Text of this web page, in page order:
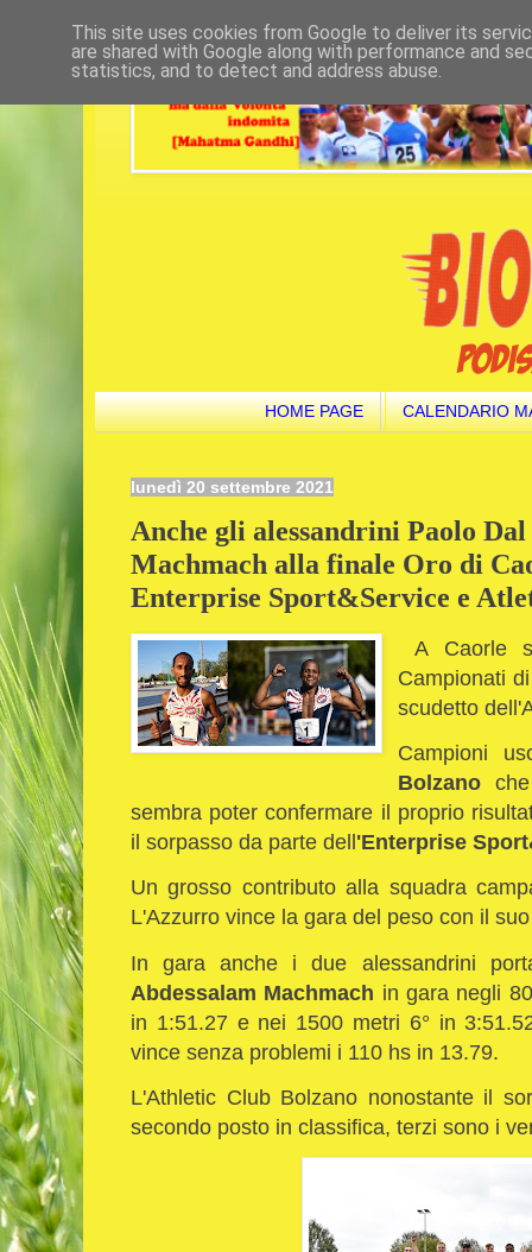
HOME PAGE CALENDARIO
lunedì 20 settembre 2021
Anche gli alessandrini Paolo
Machmach alla finale Oro di
Enterprise Sport&Service e
A Caorle
Campionati
scudetto
Campioni
Bolzano
sembra poter confermare il proprio
il sorpasso da parte dell'Enterprise
Un grosso contributo alla squadra
L'Azzurro vince la gara del peso con il
In gara anche i due alessandrini
Abdessalam Machmach in gara negli
in 1:51.27 e nei 1500 metri 6° in
vince senza problemi i 110 hs in 13.79.
L'Athletic Club Bolzano nonostante il
secondo posto in classifica, terzi sono i
This site uses cookies from Google to deliver its
are shared with Google along with performance and
statistics, and to detect and address abuse.